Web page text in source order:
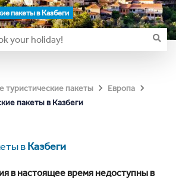
пакеты в Казбеги
туристические пакеты
Европа
пакеты в Казбеги
вКазбеги
в настоящее время недоступны в